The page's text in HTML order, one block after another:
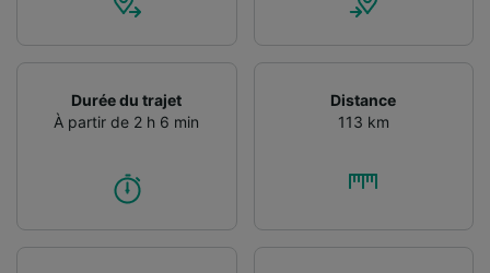
Durée du trajet
À partir de 2 h 6 min
Distance
113 km